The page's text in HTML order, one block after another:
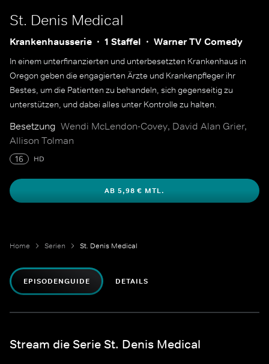
St. Denis Medical
Krankenhausserie 1 Staffel Warner TV Comedy
In einem unterfinanzierten und unterbesetzten Krankenhaus in
Oregon geben die engagierten Ärzte und Krankenpfleger ihr
Bestes, um die Patienten zu behandeln, sich gegenseitig zu
unterstützen, und dabei alles unter Kontrolle zu halten.
Besetzung Wendi McLendon-Covey, David Alan Grier,
Allison Tolman
16 HD
AB 5,98 € MTL.
Home Serien St. Denis Medical
EPISODENGUIDE DETAILS
Stream die Serie St. Denis Medical